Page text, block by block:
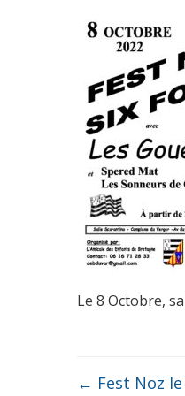
Le 8 Octobre,
← Fest Noz